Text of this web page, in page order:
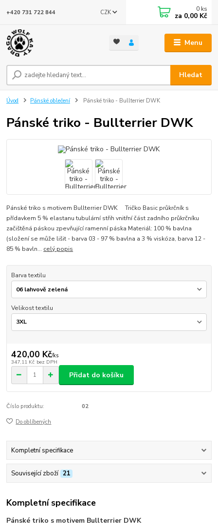
Menu
CZK
Hledat
+420 731 722 844 0 ks
za 0,00 Kč
Úvod Pánské oblečení Pánské triko - Bullterrier DWK
Pánské triko - Bullterrier DWK
Pánské triko s motivem Bullterrier DWK Tričko Basic průkrčník s
přídavkem 5 % elastanu tubulární střih vnitřní část zadního průkrčníku
začištěná páskou zpevňující ramenní páska Materiál: 100 % bavlna
(složení se může lišit - barva 03 - 97 % bavlna a 3 % viskóza, barva 12 -
85 % bavln... celý popis
Barva textilu
Velikost textilu
420,00 Kč/ks
347,11 Kč bez DPH
Přidat do košíku
Číslo produktu: 02
Do oblíbených
Kompletní specifikace
Související zboží 21
Kompletní specifikace
Pánské triko s motivem Bullterrier DWK